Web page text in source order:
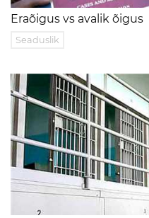
Eraõigus vs avalik õigus
Seaduslik